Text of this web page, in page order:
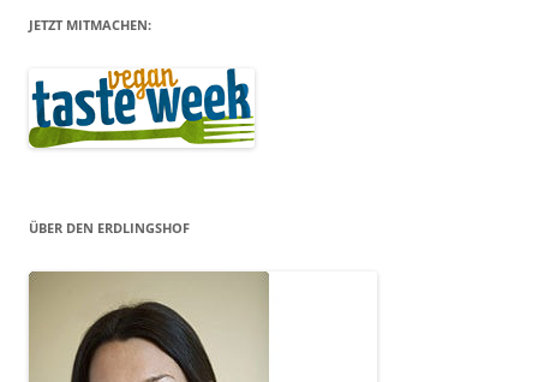
JETZT MITMACHEN:
ÜBER DEN ERDLINGSHOF